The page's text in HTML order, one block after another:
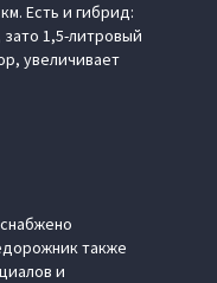
Есть и гибрид:
зато 1,5-литровый
увеличивает
также
и